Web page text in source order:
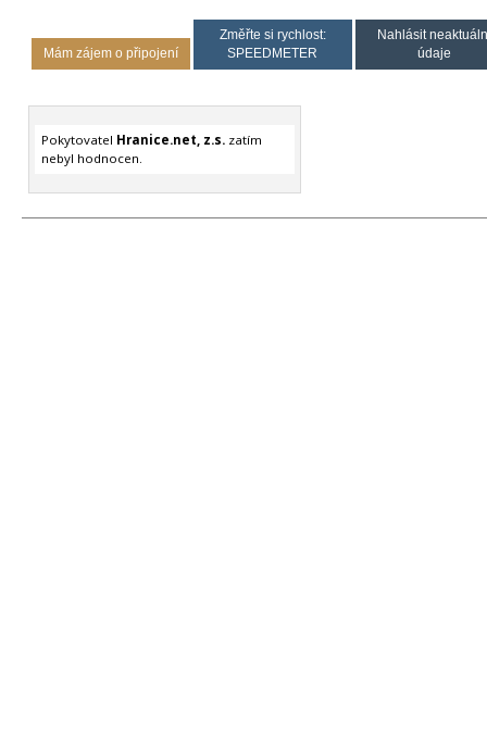
Mám zájem o připojení
Změřte si rychlost:
SPEEDMETER
Nahlásit
údaje
Pokytovatel Hranice.net, z.s.zatím
nebyl hodnocen.